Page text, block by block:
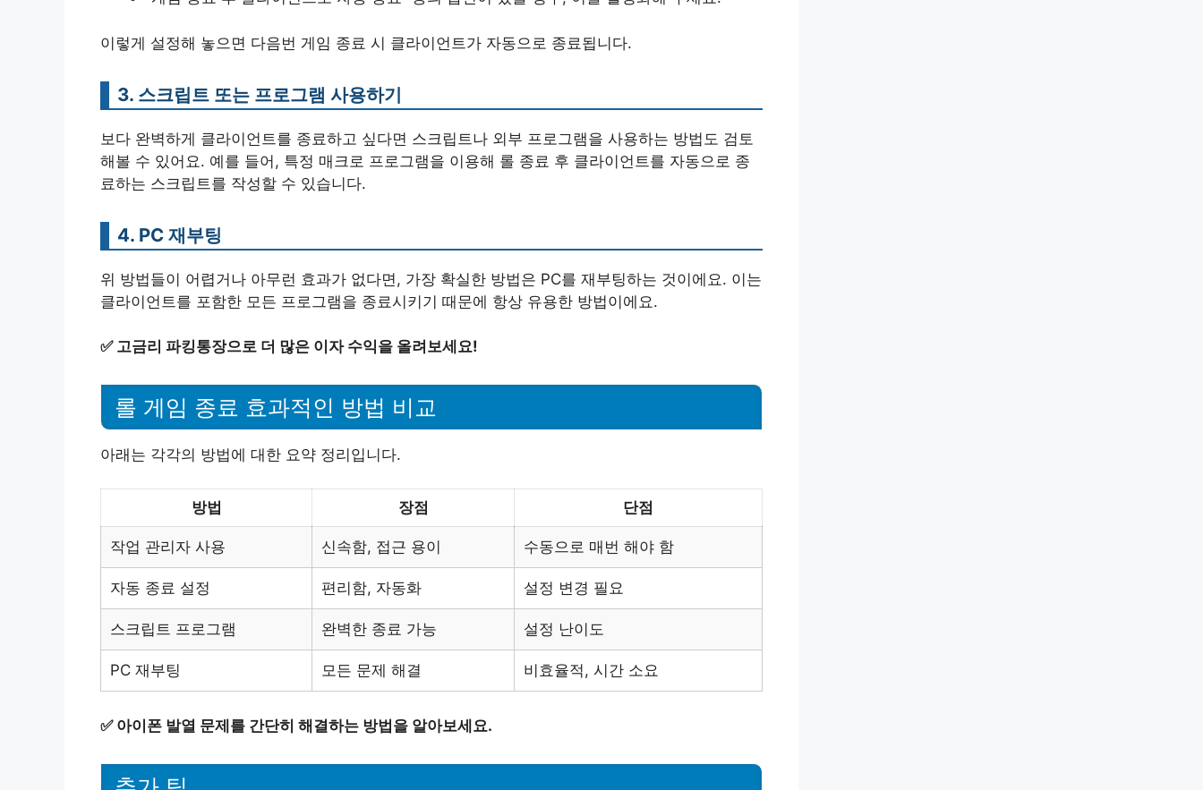
이렇게 설정해 놓으면 다음번 게임 종료 시 클라이언트가 자동으로 종료됩니다.
3. 스크립트 또는 프로그램 사용하기
보다 완벽하게 클라이언트를 종료하고 싶다면 스크립트나 외부 프로그램을 사용하는 방법도 검토
해볼 수 있어요. 예를 들어, 특정 매크로 프로그램을 이용해 롤 종료 후 클라이언트를 자동으로 종
료하는 스크립트를 작성할 수 있습니다.
4. PC 재부팅
위 방법들이 어렵거나 아무런 효과가 없다면, 가장 확실한 방법은 PC를 재부팅하는 것이에요. 이는
클라이언트를 포함한 모든 프로그램을 종료시키기 때문에 항상 유용한 방법이에요.
✅ 고금리 파킹통장으로 더 많은 이자 수익을 올려보세요!
롤 게임 종료 효과적인 방법 비교
아래는 각각의 방법에 대한 요약 정리입니다.
방법 장점 단점
작업 관리자 사용 신속함, 접근 용이 수동으로 매번 해야 함
자동 종료 설정 편리함, 자동화 설정 변경 필요
스크립트 프로그램 완벽한 종료 가능 설정 난이도
PC 재부팅 모든 문제 해결 비효율적, 시간 소요
✅ 아이폰 발열 문제를 간단히 해결하는 방법을 알아보세요.